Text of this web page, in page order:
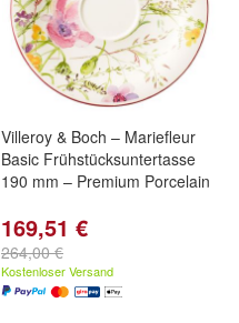
Villeroy & Boch – Mariefleur
Basic Frühstücksuntertasse
190 mm – Premium Porcelain
169,51 €
264,00 €
Kostenloser Versand